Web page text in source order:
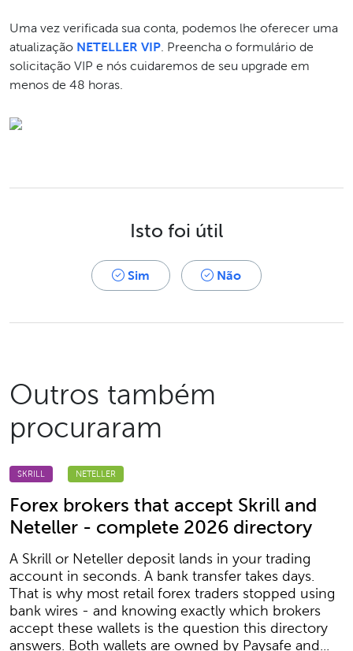
Uma vez verificada sua conta, podemos lhe oferecer uma
atualização NETELLER VIP . Preencha o formulário de
solicitação VIP e nós cuidaremos de seu upgrade em
menos de 48 horas.
Isto foi útil
Sim Não
Outros também
procuraram
SKRILL NETELLER
Forex brokers that accept Skrill and
Neteller - complete 2026 directory
A Skrill or Neteller deposit lands in your trading
account in seconds. A bank transfer takes days.
That is why most retail forex traders stopped using
bank wires - and knowing exactly which brokers
accept these wallets is the question this directory
answers. Both wallets are owned by Paysafe and...